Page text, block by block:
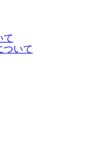
て
ついて